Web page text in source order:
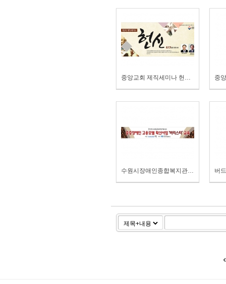
중앙교회 제직세미나 헌신현수막
수원시장애인종합복지관 바리스타교육 현수막